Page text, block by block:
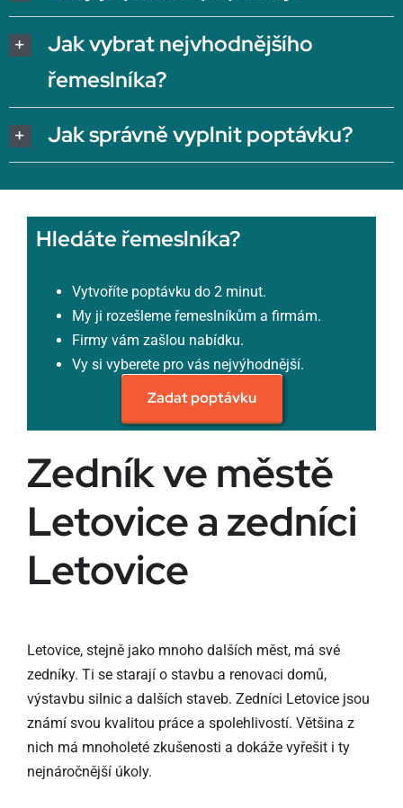
Jak vybrat nejvhodnějšího
řemeslníka?
Jak správně vyplnit poptávku?
Hledáte řemeslníka?
Vytvoříte poptávku do 2 minut.
My ji rozešleme řemeslníkům a firmám.
Firmy vám zašlou nabídku.
Vy si vyberete pro vás nejvýhodnější.
Zadat poptávku
Zedník ve městě
Letovice a zedníci
Letovice
Letovice, stejně jako mnoho dalších měst, má své
zedníky. Ti se starají o stavbu a renovaci domů,
výstavbu silnic a dalších staveb. Zedníci Letovice jsou
známí svou kvalitou práce a spolehlivostí. Většina z
nich má mnoholeté zkušenosti a dokáže vyřešit i ty
nejnáročnější úkoly.